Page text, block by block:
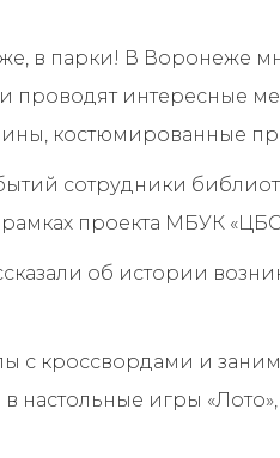
в парки! В Воронеже
интересные
костюмированные
сотрудники
проекта МБУК
об истории
с кроссвордами и
настольные игры